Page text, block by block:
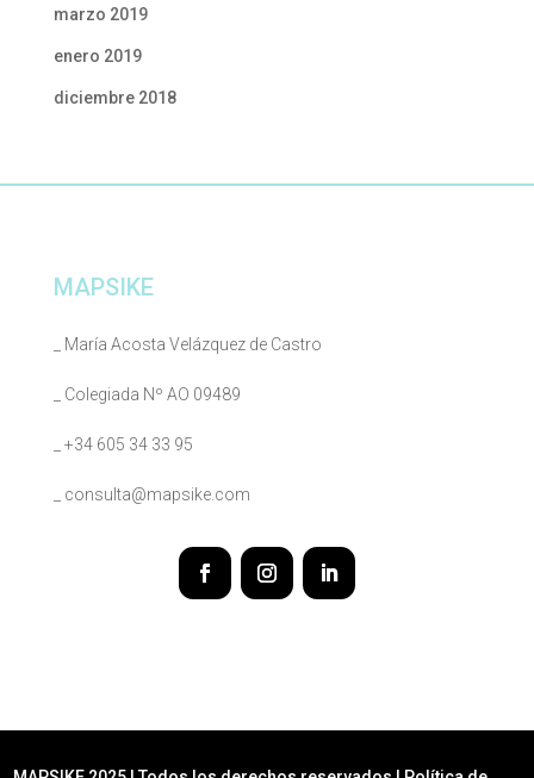
marzo 2019
enero 2019
diciembre 2018
MAPSIKE
_ María Acosta Velázquez de Castro
_ Colegiada Nº AO 09489
_ +34 605 34 33 95
_ consulta@mapsike.com